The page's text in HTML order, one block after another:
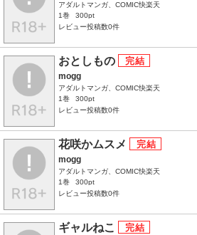
アダルトマンガ、COMIC快楽天
1巻
300pt
レビュー投稿数0件
おとしもの
mogg
アダルトマンガ、COMIC快楽天
1巻
300pt
レビュー投稿数0件
花咲かムスメ
mogg
アダルトマンガ、COMIC快楽天
1巻
300pt
レビュー投稿数0件
ギャルねこ